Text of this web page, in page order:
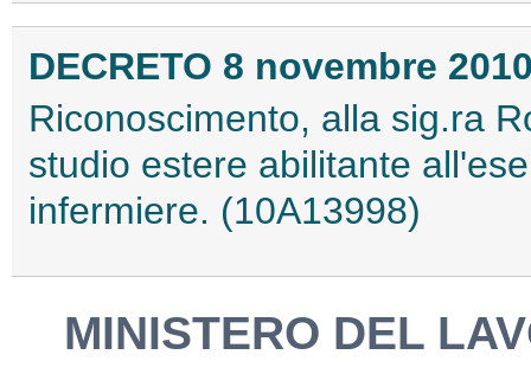
DECRETO 8 novembre
Riconoscimento, alla sig.ra
studio estere abilitante
infermiere. (10A13998)
MINISTERO DEL